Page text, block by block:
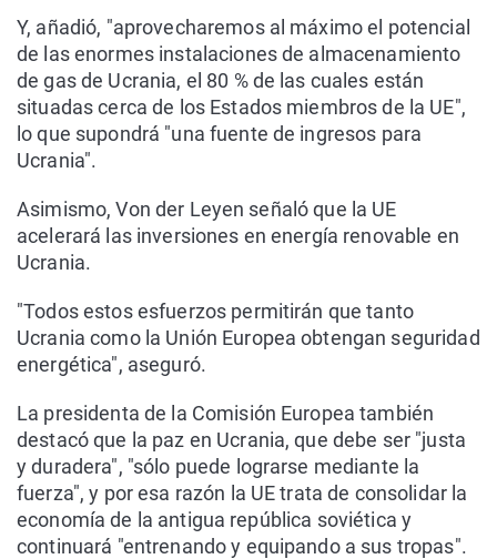
Y, añadió, "aprovecharemos al máximo el potencial
de las enormes instalaciones de almacenamiento
de gas de Ucrania, el 80 % de las cuales están
situadas cerca de los Estados miembros de la UE",
lo que supondrá "una fuente de ingresos para
Ucrania".
Asimismo, Von der Leyen señaló que la UE
acelerará las inversiones en energía renovable en
Ucrania.
"Todos estos esfuerzos permitirán que tanto
Ucrania como la Unión Europea obtengan seguridad
energética", aseguró.
La presidenta de la Comisión Europea también
destacó que la paz en Ucrania, que debe ser "justa
y duradera", "sólo puede lograrse mediante la
fuerza", y por esa razón la UE trata de consolidar la
economía de la antigua república soviética y
continuará "entrenando y equipando a sus tropas".